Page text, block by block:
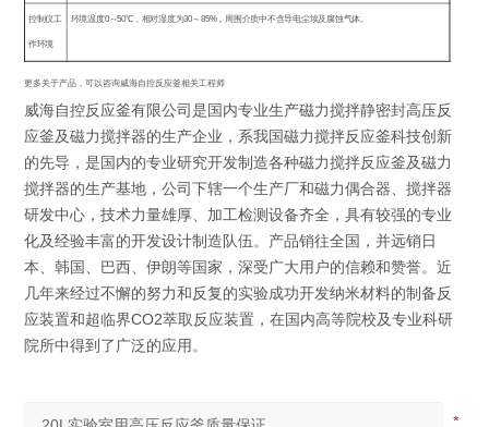
控制仪工
作环境
环境温度0～50℃ ，相对湿度为30 ～85%，周围介质中不含导电尘埃及腐蚀气体。
更多关于产品，可以咨询威海自控反应釜相关工程师
威海自控反应釜有限公司是国内专业生产磁力搅拌静密封高压反
应釜及磁力搅拌器的生产企业，系我国磁力搅拌反应釜科技创新
的先导，是国内的专业研究开发制造各种磁力搅拌反应釜及磁力
搅拌器的生产基地，公司下辖一个生产厂和磁力偶合器、搅拌器
研发中心，技术力量雄厚、加工检测设备齐全，具有较强的专业
化及经验丰富的开发设计制造队伍。产品销往全国，并远销日
本、韩国、巴西、伊朗等国家，深受广大用户的信赖和赞誉。近
几年来经过不懈的努力和反复的实验成功开发纳米材料的制备反
应装置和超临界CO2萃取反应装置，在国内高等院校及专业科研
院所中得到了广泛的应用。